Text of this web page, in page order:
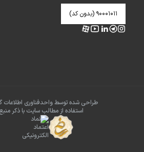
۹۰۰۰۱۰۱۱ (بدون کد)
طراحی شده توسط واحدفناوری اطلاعات
استفاده از مطالب سایت با ذکر